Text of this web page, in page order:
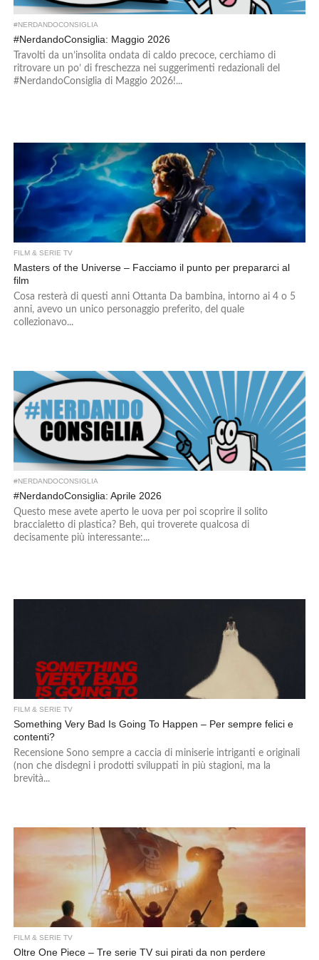
#NERDANDOCONSIGLIA
#NerdandoConsiglia: Maggio 2026
Travolti da un’insolita ondata di caldo precoce, cerchiamo di
ritrovare un po’ di freschezza nei suggerimenti redazionali del
#NerdandoConsiglia di Maggio 2026!...
FILM & SERIE TV
Masters of the Universe – Facciamo il punto per prepararci al
film
Cosa resterà di questi anni Ottanta Da bambina, intorno ai 4 o 5
anni, avevo un unico personaggio preferito, del quale
collezionavo...
#NERDANDOCONSIGLIA
#NerdandoConsiglia: Aprile 2026
Questo mese avete aperto le uova per poi scoprire il solito
braccialetto di plastica? Beh, qui troverete qualcosa di
decisamente più interessante:...
FILM & SERIE TV
Something Very Bad Is Going To Happen – Per sempre felici e
contenti?
Recensione Sono sempre a caccia di miniserie intriganti e originali
(non che disdegni i prodotti sviluppati in più stagioni, ma la
brevità...
FILM & SERIE TV
Oltre One Piece – Tre serie TV sui pirati da non perdere